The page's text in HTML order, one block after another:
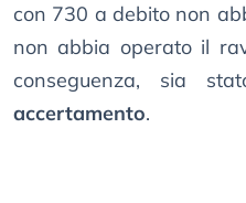
con 730 a debito non
non abbia operato il
conseguenza, sia
accertamento.